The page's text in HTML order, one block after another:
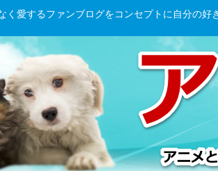
く愛するファンブログをコンセプトに自分の好